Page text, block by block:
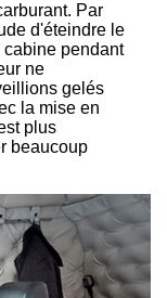
Par
d'éteindre le
pendant
ne
gelés
la mise en
plus
beaucoup